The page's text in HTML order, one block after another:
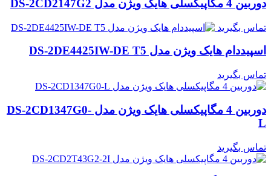
دوربین 4 مگاپیکسلی هایک ویژن مدل DS-2CD2147G2
تماس بگیرید
اسپیددام هایک ویژن مدل DS-2DE4425IW-DE T5
تماس بگیرید
دوربین 4 مگاپیکسلی هایک ویژن مدل DS-2CD1347G0-
L
تماس بگیرید